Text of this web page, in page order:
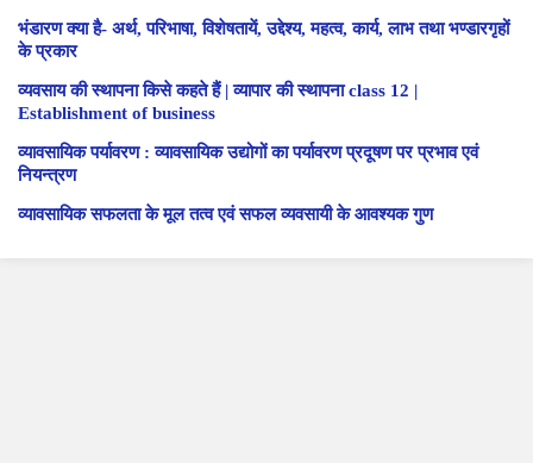
भंडारण क्या है- अर्थ, परिभाषा, विशेषतायें, उद्देश्य, महत्व, कार्य, लाभ तथा भण्डारगृहों
के प्रकार
व्यवसाय की स्थापना किसे कहते हैं | व्यापार की स्थापना class 12 |
Establishment of business
व्यावसायिक पर्यावरण : व्यावसायिक उद्योगों का पर्यावरण प्रदूषण पर प्रभाव एवं
नियन्त्रण
व्यावसायिक सफलता के मूल तत्व एवं सफल व्यवसायी के आवश्यक गुण